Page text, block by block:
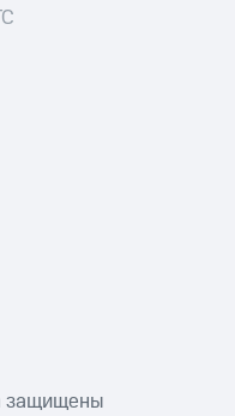
защищены